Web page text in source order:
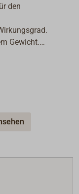
den
Gewicht.
ist die
Smartphone